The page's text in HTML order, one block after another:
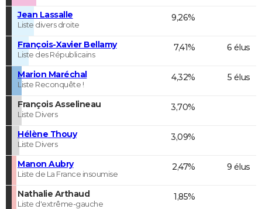
Jean Lassalle
Liste divers droite
9,26%
François-Xavier Bellamy
Liste des Républicains
7,41% 6 élus
Marion Maréchal
Liste Reconquête !
4,32% 5 élus
François Asselineau
Liste Divers
3,70%
Hélène Thouy
Liste Divers
3,09%
Manon Aubry
Liste de La France insoumise
2,47% 9 élus
Nathalie Arthaud
Liste d'extrême-gauche
1,85%